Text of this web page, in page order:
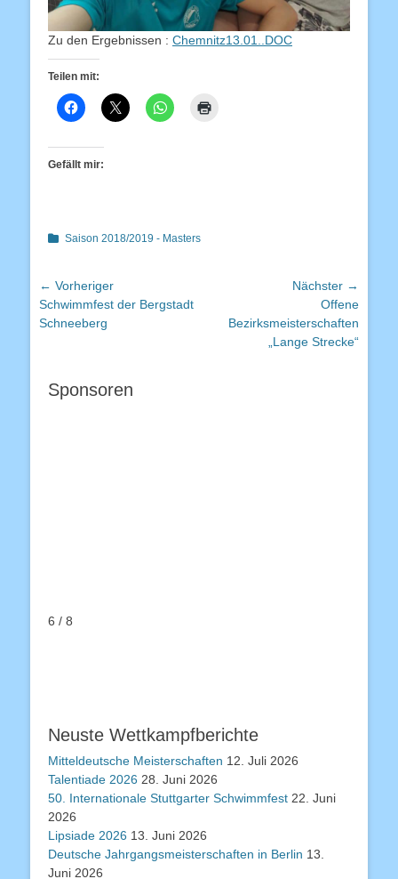
Zu den Ergebnissen : Chemnitz13.01..DOC
Teilen mit:
Gefällt mir:
Kategorien
Saison 2018/2019 - Masters
Beitragsnavigation
← Vorheriger
Vorheriger
Beitrag:
Schwimmfest der Bergstadt
Schneeberg
Nächster →
Beitrag:
Offene
Bezirksmeisterschaften
„Lange Strecke“
Sponsoren
6 / 8
Neuste Wettkampfberichte
Mitteldeutsche Meisterschaften 12. Juli 2026
Talentiade 2026 28. Juni 2026
50. Internationale Stuttgarter Schwimmfest 22. Juni
2026
Lipsiade 2026 13. Juni 2026
Deutsche Jahrgangsmeisterschaften in Berlin 13.
Juni 2026